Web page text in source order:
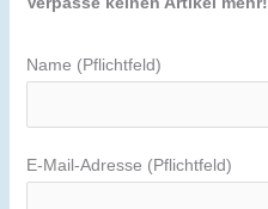
Name (Pflichtfeld)
E-Mail-Adresse (Pflichtfeld)